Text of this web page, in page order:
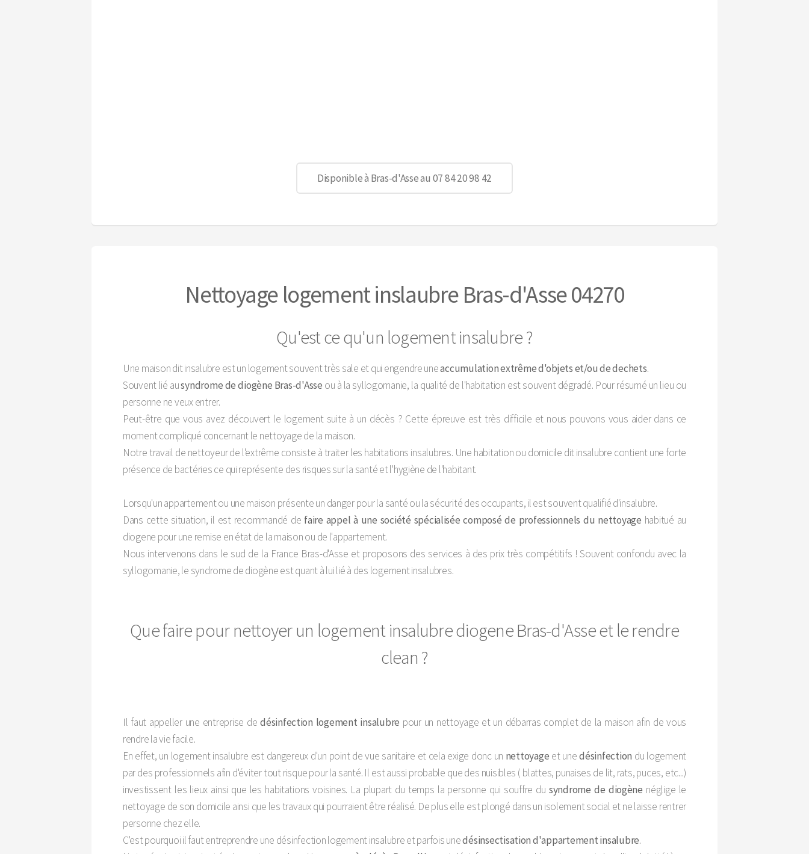
Disponible à Bras-d'Asse au 07 84 20 98 42
Nettoyage logement inslaubre Bras-d'Asse 04270
Qu'est ce qu'un logement insalubre ?
Une maison dit insalubre est un logement souvent très sale et qui engendre uneaccumulation extrême d'objets et/ou de dechets.
Souvent lié ausyndrome de diogène Bras-d'Asse ou à la syllogomanie, la qualité de l'habitation est souvent dégradé. Pour résumé un lieu ou
personne ne veux entrer.
Peut-être que vous avez découvert le logement suite à un décès ? Cette épreuve est très difficile et nous pouvons vous aider dans ce
moment compliqué concernant le nettoyage de la maison.
Notre travail de nettoyeur de l'extrême consiste à traiter les habitations insalubres. Une habitation ou domicile dit insalubre contient une forte
présence de bactéries ce qui représente des risques sur la santé et l'hygiène de l'habitant.
Lorsqu'un appartement ou une maison présente un danger pour la santé ou la sécurité des occupants, il est souvent qualifié d'insalubre.
Dans cette situation, il est recommandé de faire appel à une société spécialisée composé de professionnels du nettoyage habitué au
diogene pour une remise en état de la maison ou de l'appartement.
Nous intervenons dans le sud de la France Bras-d'Asse et proposons des services à des prix très compétitifs ! Souvent confondu avec la
syllogomanie, le syndrome de diogène est quant à lui lié à des logement insalubres.
Que faire pour nettoyer un logement insalubre diogene Bras-d'Asse et le rendre
clean ?
Il faut appeller une entreprise dedésinfection logement insalubre pour un nettoyage et un débarras complet de la maison afin de vous
rendre la vie facile.
En effet, un logement insalubre est dangereux d'un point de vue sanitaire et cela exige donc un nettoyage et unedésinfection du logement
par des professionnels afin d'éviter tout risque pour la santé. Il est aussi probable que des nuisibles ( blattes, punaises de lit, rats, puces, etc...)
investissent les lieux ainsi que les habitations voisines. La plupart du temps la personne qui souffre dusyndrome de diogène néglige le
nettoyage de son domicile ainsi que les travaux qui pourraient être réalisé. De plus elle est plongé dans un isolement social et ne laisse rentrer
personne chez elle.
C'est pourquoi il faut entreprendre une désinfection logement insalubre et parfois unedésinsectisation d'appartement insalubre.